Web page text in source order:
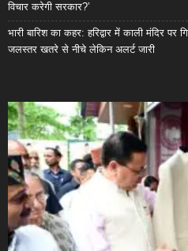
विचार करेगी सरकार?’
भारी बारिश का कहर: हरिद्वार में काली मंदिर
जलस्तर खतरे से नीचे लेकिन अलर्ट जारी